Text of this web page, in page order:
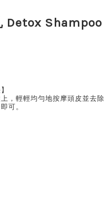
Detox Shampoo
，輕輕均勻地按摩頭皮並去除
可。